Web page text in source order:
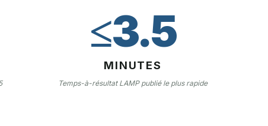
≤3.5
MINUTES
Temps-à-résultat LAMP publié le plus rapide